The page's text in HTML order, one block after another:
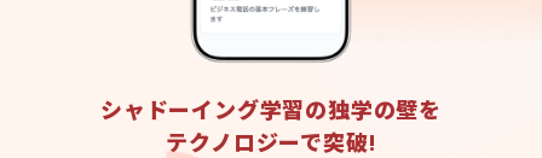
シャドーイング学習の独学の壁を
テクノロジーで突破!